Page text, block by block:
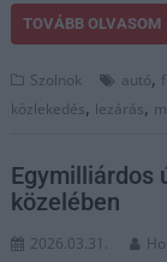
TOVÁBB OLVASOM
Szolnok autó,
közlekedés, lezárás,
Egymilliárdos
közelében
2026.03.31.